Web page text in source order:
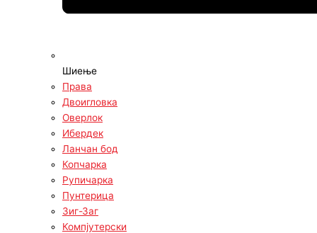
Шиење
Права
Двоигловка
Оверлок
Ибердек
Ланчан бод
Копчарка
Рупичарка
Пунтерица
Зиг-Заг
Компјутерски